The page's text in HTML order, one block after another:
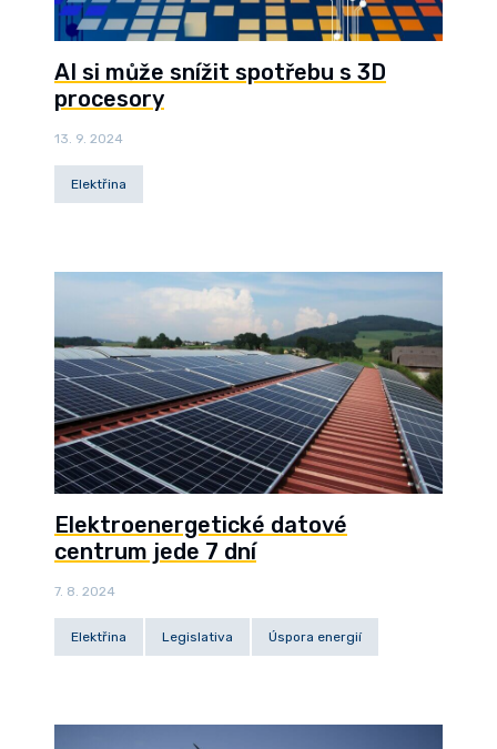
AI si může snížit spotřebu s 3D
procesory
13. 9. 2024
Elektřina
Elektroenergetické datové
centrum jede 7 dní
7. 8. 2024
Elektřina Legislativa Úspora energií